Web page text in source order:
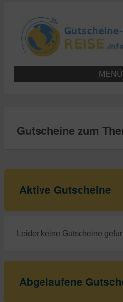
MENÜ
Gutscheine zum
Aktive Gutscheine
Leider keine Gutscheine
Abgelaufene